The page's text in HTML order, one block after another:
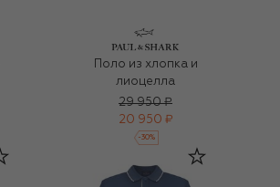
Поло из хлопка и
лиоцелла
29 950 ₽
20 950 ₽
-30%